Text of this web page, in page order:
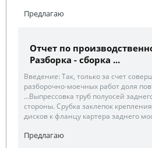
Предлагаю
Отчет по
Разборка - сборка ...
Введение: Так, только за счет
разборочно-моечных работ доля
...Выпрессовка труб полуосей
стороны. Срубка заклепок
дисков к фланцу картера заднего
Предлагаю